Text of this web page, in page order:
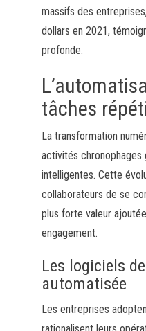
massifs des
dollars en 2021,
profonde.
tâches
La transformation
activités chronophages
intelligentes. Cette
collaborateurs de se
plus forte valeur
engagement.
Les logiciels
automatisée
Les entreprises